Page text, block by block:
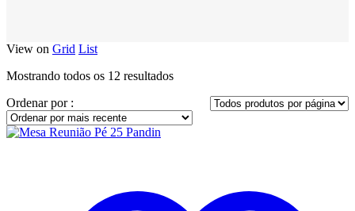
View on Grid List
Mostrando todos os 12 resultadosClassificado
recente
Ordenar por :